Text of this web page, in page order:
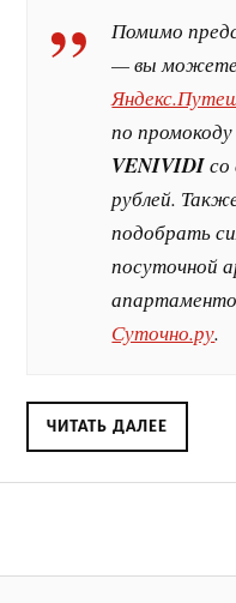
Помимо
— вы можете
по
VENIVIDIсо
рублей.
подобрать
посуточной
Суточно.ру.
ЧИТАТЬ ДАЛЕЕ